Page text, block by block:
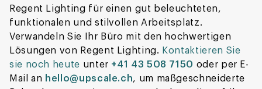
Regent Lighting für einen gut beleuchteten,
funktionalen und stilvollen Arbeitsplatz.
Verwandeln Sie Ihr Büro mit den hochwertigen
Lösungen von Regent Lighting. Kontaktieren Sie
sie noch heute unter +41 43 508 7150 oder per E-
Mail an hello@upscale.ch, um maßgeschneiderte